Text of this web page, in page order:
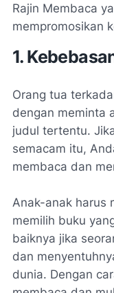
Rajin Membaca
mempromosikan
1.
Orang tua
dengan meminta
judul tertentu.
semacam itu,
membaca dan
Anak-anak harus
memilih buku
baiknya jika
dan
dunia. Dengan